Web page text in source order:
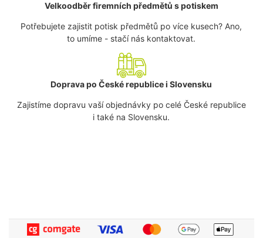
Velkoodběr firemních předmětů s potiskem
Potřebujete zajistit potisk předmětů po více kusech? Ano,
to umíme - stačí nás kontaktovat.
Doprava po České republice i Slovensku
Zajistíme dopravu vaší objednávky po celé České republice
i také na Slovensku.